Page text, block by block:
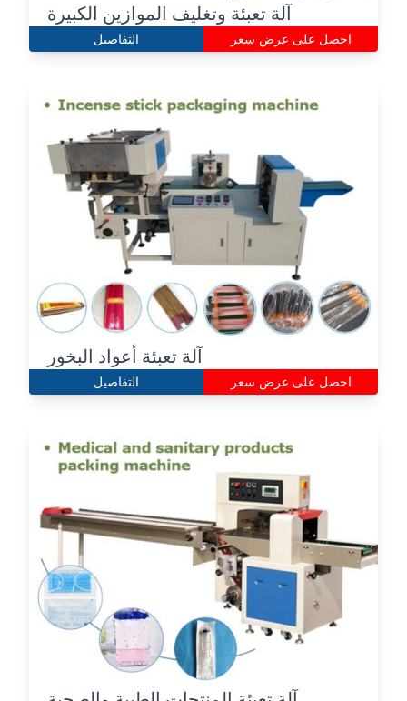
آلة تعبئة وتغليف الموازين الكبيرة
التفاصيل احصل على عرض سعر
آلة تعبئة أعواد البخور
التفاصيل احصل على عرض سعر